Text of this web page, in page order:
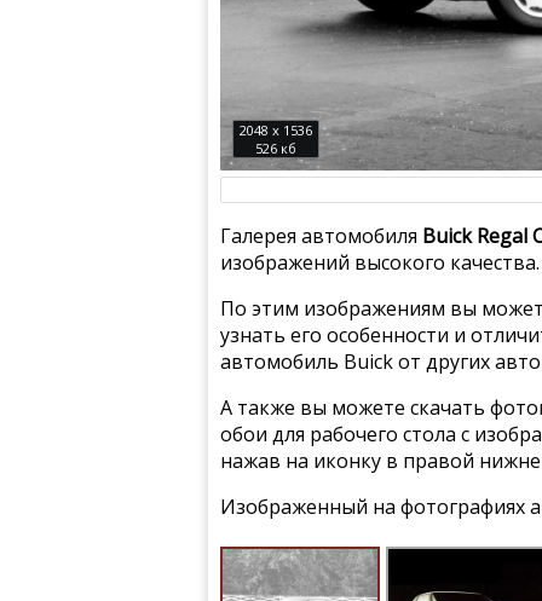
2048 x 1536
526 кб
Галерея автомобиля Buick Regal
изображений высокого качества.
По этим изображениям вы
узнать его особенности и
автомобиль Buick от других
А также вы можете скачать
обои для рабочего стола с
нажав на иконку в правой
Изображенный на фотографиях